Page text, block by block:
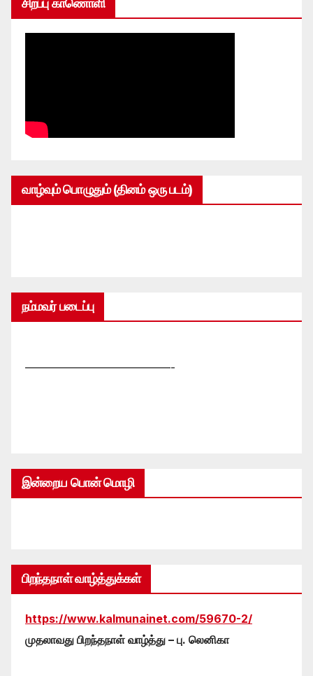
சிறப்பு காணொளி
வாழ்வும் பொழுதும் (தினம் ஒரு படம்)
நம்மவர் படைப்பு
—————————————-
இன்றைய பொன் மொழி
பிறந்தநாள் வாழ்த்துக்கள்
https://www.kalmunainet.com/59670-2/
முதலாவது பிறந்தநாள் வாழ்த்து – பு. லெனிகா